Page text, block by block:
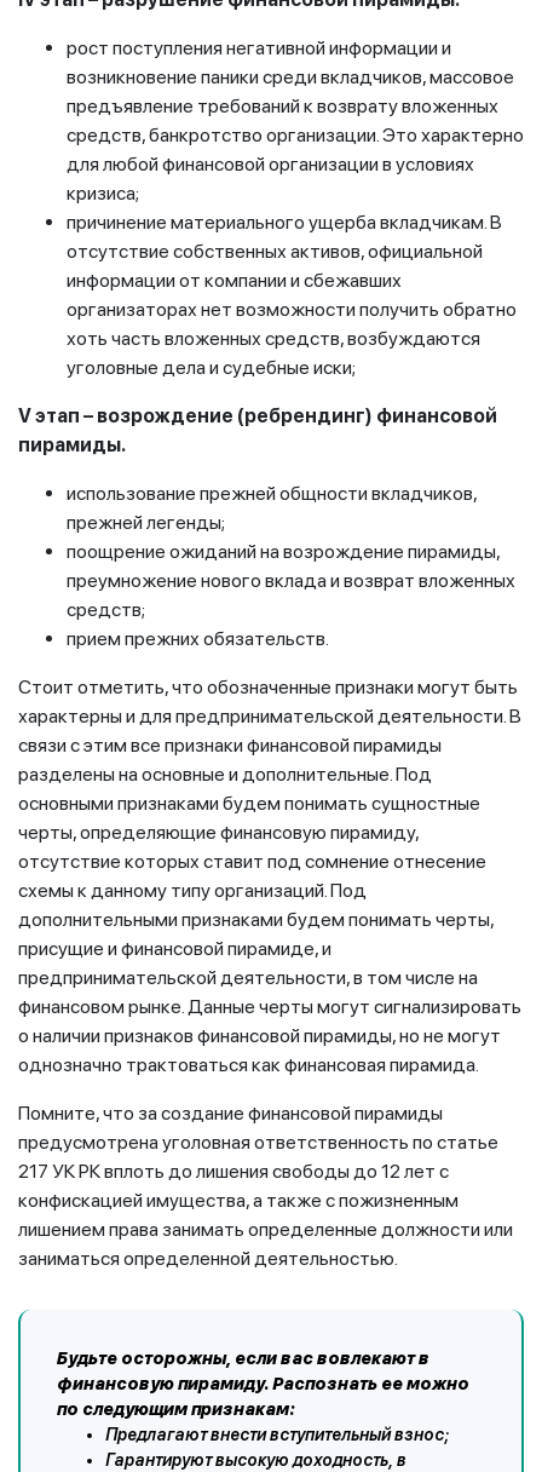
рост поступления негативной информации и
возникновение паники среди вкладчиков, массовое
предъявление требований к возврату вложенных
средств, банкротство организации. Это характерно
для любой финансовой организации в условиях
кризиса;
причинение материального ущерба вкладчикам. В
отсутствие собственных активов, официальной
информации от компании и сбежавших
организаторах нет возможности получить обратно
хоть часть вложенных средств, возбуждаются
уголовные дела и судебные иски;
V этап – возрождение (ребрендинг) финансовой
пирамиды.
использование прежней общности вкладчиков,
прежней легенды;
поощрение ожиданий на возрождение пирамиды,
преумножение нового вклада и возврат вложенных
средств;
прием прежних обязательств.
Стоит отметить, что обозначенные признаки могут быть
характерны и для предпринимательской деятельности. В
связи с этим все признаки финансовой пирамиды
разделены на основные и дополнительные. Под
основными признаками будем понимать сущностные
черты, определяющие финансовую пирамиду,
отсутствие которых ставит под сомнение отнесение
схемы к данному типу организаций. Под
дополнительными признаками будем понимать черты,
присущие и финансовой пирамиде, и
предпринимательской деятельности, в том числе на
финансовом рынке. Данные черты могут сигнализировать
о наличии признаков финансовой пирамиды, но не могут
однозначно трактоваться как финансовая пирамида.
Помните, что за создание финансовой пирамиды
предусмотрена уголовная ответственность по статье
217 УК РК вплоть до лишения свободы до 12 лет с
конфискацией имущества, а также с пожизненным
лишением права занимать определенные должности или
заниматься определенной деятельностью.
Будьте осторожны, если вас вовлекают в
финансовую пирамиду. Распознать ее можно
по следующим признакам:
Предлагают внести вступительный взнос;
Гарантируют высокую доходность, в